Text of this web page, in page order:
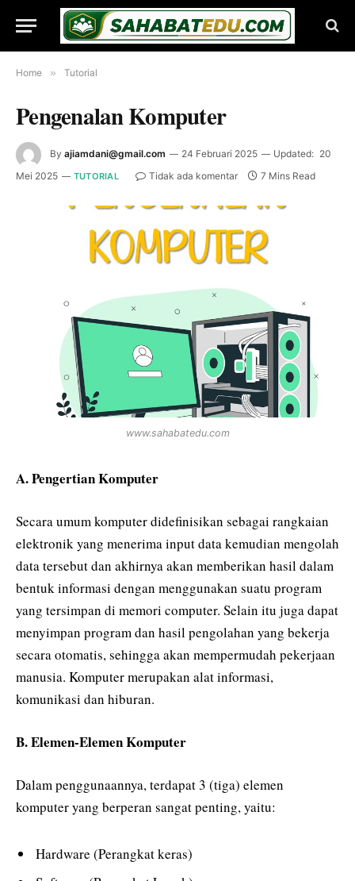
Home » Tutorial
Pengenalan Komputer
By ajiamdani@gmail.com 24 Februari 2025 Updated: 20
Mei 2025
TUTORIAL Tidak ada komentar 7 Mins Read
www.sahabatedu.com
A. Pengertian Komputer
Secara umum komputer didefinisikan sebagai rangkaian
elektronik yang menerima input data kemudian mengolah
data tersebut dan akhirnya akan memberikan hasil dalam
bentuk informasi dengan menggunakan suatu program
yang tersimpan di memori computer. Selain itu juga dapat
menyimpan program dan hasil pengolahan yang bekerja
secara otomatis, sehingga akan mempermudah pekerjaan
manusia. Komputer merupakan alat informasi,
komunikasi dan hiburan.
B. Elemen-Elemen Komputer
Dalam penggunaannya, terdapat 3 (tiga) elemen
komputer yang berperan sangat penting, yaitu:
Hardware (Perangkat keras)